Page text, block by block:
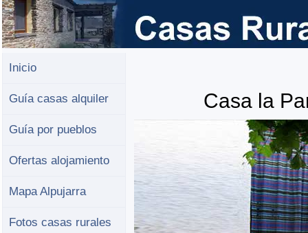
Casa la
Inicio
Guía casas alquiler
Guía por pueblos
Ofertas alojamiento
Mapa Alpujarra
Fotos casas rurales